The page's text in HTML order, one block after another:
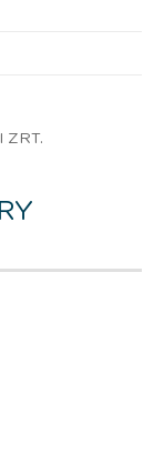
ZRT.